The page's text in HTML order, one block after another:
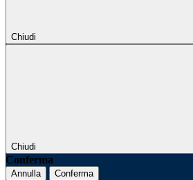
Chiudi
Chiudi
Conferma
Annulla Conferma